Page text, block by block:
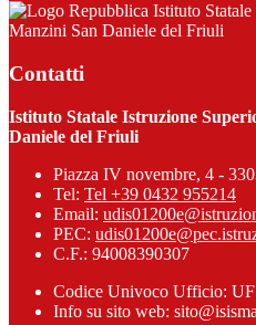
Istituto
Manzini San Daniele del Friuli
Contatti
Istituto Statale Istruzione
Daniele del Friuli
Piazza IV novembre, 4 -
Tel: Tel +39 0432 955214
Email:
PEC:
C.F.: 94008390307
Codice Univoco Ufficio:
Info su sito web: